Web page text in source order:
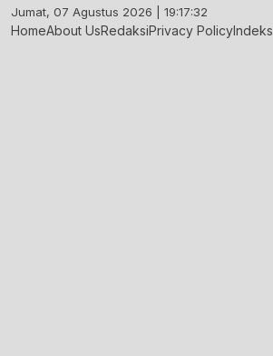
Skip
to
Jumat, 07 Agustus 2026 | 19:17:33
HomeAbout UsRedaksiPrivacy PolicyIndeks